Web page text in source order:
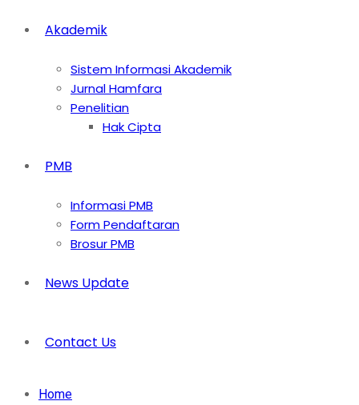
Akademik
Sistem Informasi Akademik
Jurnal Hamfara
Penelitian
Hak Cipta
PMB
Informasi PMB
Form Pendaftaran
Brosur PMB
News Update
Contact Us
Home